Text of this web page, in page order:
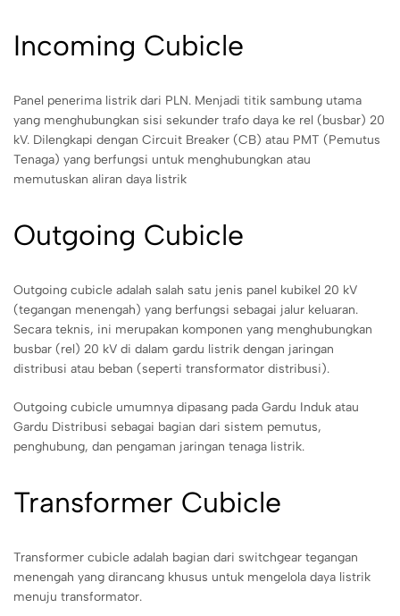
Incoming Cubicle
Panel penerima listrik dari PLN. Menjadi titik sambung utama
yang menghubungkan sisi sekunder trafo daya ke rel (busbar) 20
kV. Dilengkapi dengan Circuit Breaker (CB) atau PMT (Pemutus
Tenaga) yang berfungsi untuk menghubungkan atau
memutuskan aliran daya listrik
Outgoing Cubicle
Outgoing cubicle adalah salah satu jenis panel kubikel 20 kV
(tegangan menengah) yang berfungsi sebagai jalur keluaran.
Secara teknis, ini merupakan komponen yang menghubungkan
busbar (rel) 20 kV di dalam gardu listrik dengan jaringan
distribusi atau beban (seperti transformator distribusi).
Outgoing cubicle umumnya dipasang pada Gardu Induk atau
Gardu Distribusi sebagai bagian dari sistem pemutus,
penghubung, dan pengaman jaringan tenaga listrik.
Transformer Cubicle
Transformer cubicle adalah bagian dari switchgear tegangan
menengah yang dirancang khusus untuk mengelola daya listrik
menuju transformator.